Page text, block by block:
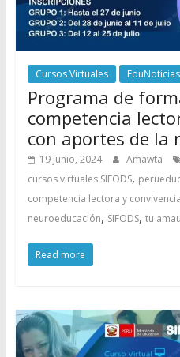
Cursos Virtuales EduNoticias
Programa de
competencia
con aportes de la
19 junio, 2024 Amawta
cursos virtuales SIFODS,
competencia lectora y
neuroeducación, SIFODS, tu
Read more